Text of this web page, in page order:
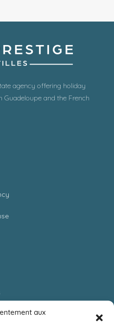
aux
agency offering holiday
Guadeloupe and the French